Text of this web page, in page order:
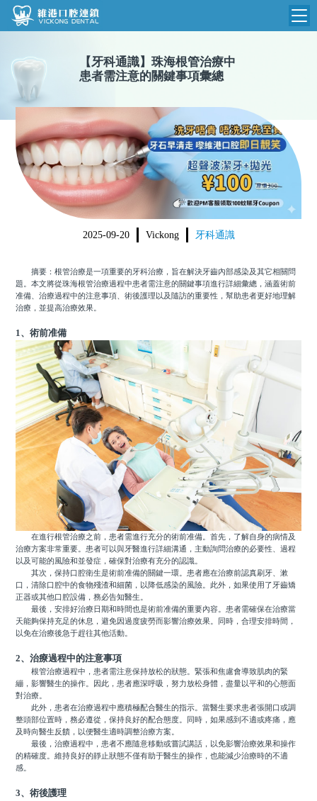
維港首頁
品牌介紹
環境設備
醫院新聞
收費標準
N
收費總表
植牙收費
根管收費
美學收費
箍牙收費
醫生團隊
門診時間
【 牙科通識】 珠海根管治療中
患者需注意的關鍵事項彙總
2025-09-20 Vickong 牙科通識
摘要：根管治療是一項重要的牙科治療，旨在解決牙齒內部感染及其它相關問
題。本文將從珠海根管治療過程中患者需注意的關鍵事項進行詳細彙總，涵蓋術前
准備、治療過程中的注意事項、術後護理以及隨訪的重要性，幫助患者更好地理解
治療，並提高治療效果。
1、術前准備
在進行根管治療之前，患者需進行充分的術前准備。首先，了解自身的病情及
治療方案非常重要。患者可以與牙醫進行詳細溝通，主動詢問治療的必要性、過程
以及可能的風險和並發症，確保對治療有充分的認識。
其次，保持口腔衛生是術前准備的關鍵一環。患者應在治療前認真刷牙、漱
口，清除口腔中的食物殘渣和細菌，以降低感染的風險。此外，如果使用了牙齒矯
正器或其他口腔設備，務必告知醫生。
最後，安排好治療日期和時間也是術前准備的重要內容。患者需確保在治療當
天能夠保持充足的休息，避免因過度疲勞而影響治療效果。同時，合理安排時間，
以免在治療後急于趕往其他活動。
2、治療過程中的注意事項
根管治療過程中，患者需注意保持放松的狀態。緊張和焦慮會導致肌肉的緊
繃，影響醫生的操作。因此，患者應深呼吸，努力放松身體，盡量以平和的心態面
對治療。
此外，患者在治療過程中應積極配合醫生的指示。當醫生要求患者張開口或調
整頭部位置時，務必遵從，保持良好的配合態度。同時，如果感到不適或疼痛，應
及時向醫生反饋，以便醫生適時調整治療方案。
最後，治療過程中，患者不應隨意移動或嘗試講話，以免影響治療效果和操作
的精確度。維持良好的靜止狀態不僅有助于醫生的操作，也能減少治療時的不適
感。
3、術後護理